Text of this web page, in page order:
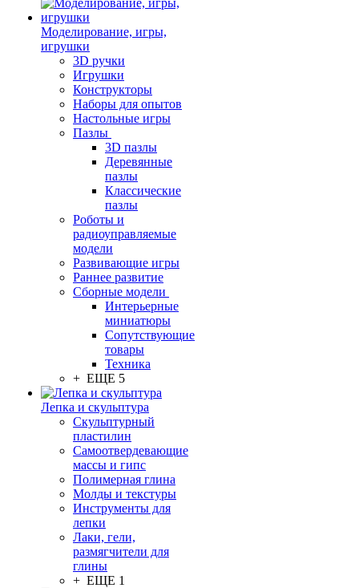
Моделирование, игры,
игрушки
3D ручки
Игрушки
Конструкторы
Наборы для опытов
Настольные игры
Пазлы
3D пазлы
Деревянные
пазлы
Классические
пазлы
Роботы и
радиоуправляемые
модели
Развивающие игры
Раннее развитие
Сборные модели
Интерьерные
миниатюры
Сопутствующие
товары
Техника
+ ЕЩЕ 5
Лепка и скульптура
Скульптурный
пластилин
Самоотвердевающие
массы и гипс
Полимерная глина
Молды и текстуры
Инструменты для
лепки
Лаки, гели,
размягчители для
глины
+ ЕЩЕ 1